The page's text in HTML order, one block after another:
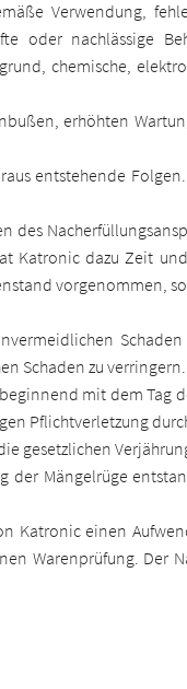
Verwendung,
oder nachlässige
chemische,
erhöhten
entstehende
des
Katronic dazu Zeit
vorgenommen,
Schaden zu verringern.
mit dem Tag
Pflichtverletzung
gesetzlichen
der Mängelrüge
Katronic einen
Warenprüfung. Der